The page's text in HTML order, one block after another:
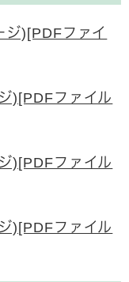
ジ)[PDFファイ
)[PDFファイル
)[PDFファイル
)[PDFファイル